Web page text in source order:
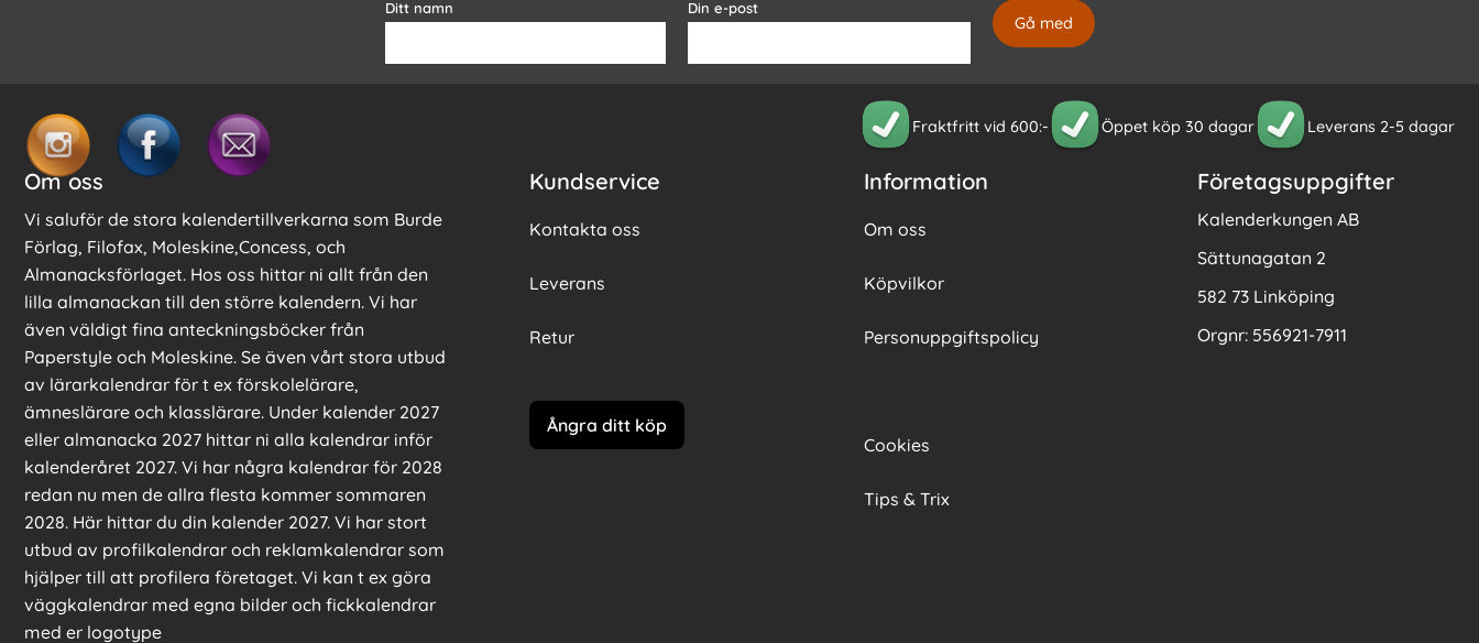
Ditt namn
Din e-post
Fraktfritt vid 600:- Öppet köp 30 dagar Leverans 2-5 dagar
Om oss
Vi saluför de stora kalendertillverkarna som Burde
Förlag, Filofax, Moleskine,Concess, och
Almanacksförlaget. Hos oss hittar ni allt från den
lilla almanackan till den större kalendern. Vi har
även väldigt fina anteckningsböcker från
Paperstyle och Moleskine. Se även vårt stora utbud
av lärarkalendrar för t ex förskolelärare,
ämneslärare och klasslärare. Under kalender 2027
eller almanacka 2027 hittar ni alla kalendrar inför
kalenderåret 2027. Vi har några kalendrar för 2028
redan nu men de allra flesta kommer sommaren
2028. Här hittar du din kalender 2027. Vi har stort
utbud av profilkalendrar och reklamkalendrar som
hjälper till att profilera företaget. Vi kan t ex göra
väggkalendrar med egna bilder och fickkalendrar
med er logotype
Kundservice
Kontakta oss
Leverans
Retur
Ångra ditt köp
Information
Om oss
Köpvilkor
Personuppgiftspolicy
Cookies
Tips & Trix
Företagsuppgifter
Kalenderkungen AB
Sättunagatan 2
582 73 Linköping
Orgnr: 556921-7911